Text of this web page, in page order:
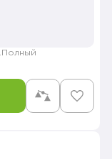
Полный